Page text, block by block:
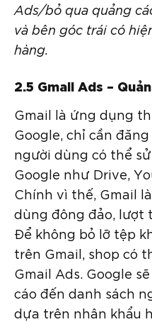
Ads/bỏ qua quảng
và bên góc trái có
hàng.
2.5 Gmail Ads –
Gmail là ứng dụng
Google, chỉ cần
người dùng có thể
Google như Drive,
Chính vì thế, Gmail
dùng đông đảo, lượt
Để không bỏ lỡ tệp
trên Gmail, shop có
Gmail Ads. Google
cáo đến danh sách
dựa trên nhân khẩu